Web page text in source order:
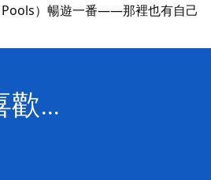
Pools）暢遊一番——那裡也有自己
歡…